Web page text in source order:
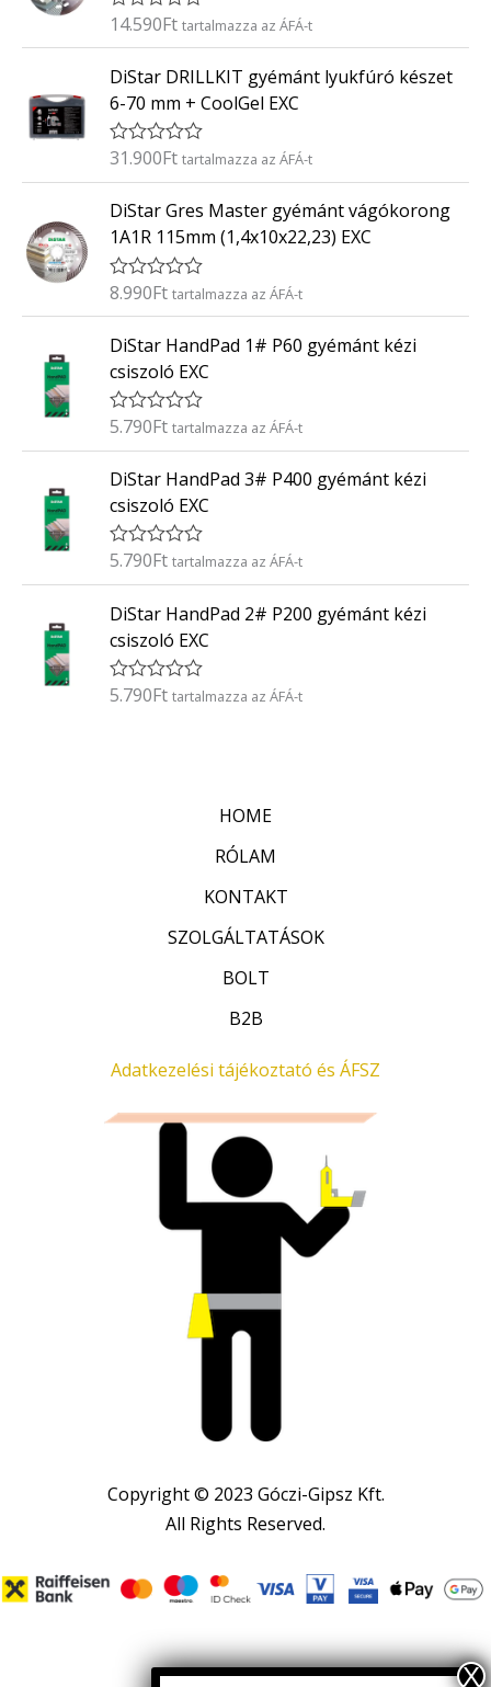
É
é
k
e
l
s
:
/
5
14.590Ft tartalmazza az ÁFÁ-t
DiStar DRILLKIT gyémánt lyukfúró készet
6-70 mm + CoolGel EXC
É
é
k
e
l
é
s
:
/
5
31.900Ft tartalmazza az ÁFÁ-t
DiStar Gres Master gyémánt vágókorong
1A1R 115mm (1,4x10x22,23) EXC
É
é
e
l
é
s
:
/
5
8.990Ft tartalmazza az ÁFÁ-t
DiStar HandPad 1# P60 gyémánt kézi
csiszoló EXC
É
é
e
l
s
:
/
5
5.790Ft tartalmazza az ÁFÁ-t
DiStar HandPad 3# P400 gyémánt kézi
csiszoló EXC
É
é
e
l
é
s
5.790Ft tartalmazza az ÁFÁ-t
DiStar HandPad 2# P200 gyémánt kézi
csiszoló EXC
É
5.790Ft tartalmazza az ÁFÁ-t
HOME
RÓLAM
KONTAKT
SZOLGÁLTATÁSOK
BOLT
B2B
Adatkezelési tájékoztató és ÁFSZ
Copyright © 2023 Góczi-Gipsz Kft.
All Rights Reserved.